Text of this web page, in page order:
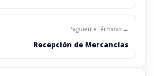
Siguiente término →
Recepción de Mercancías